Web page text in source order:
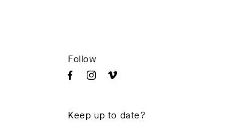
Follow
Keep up to date?